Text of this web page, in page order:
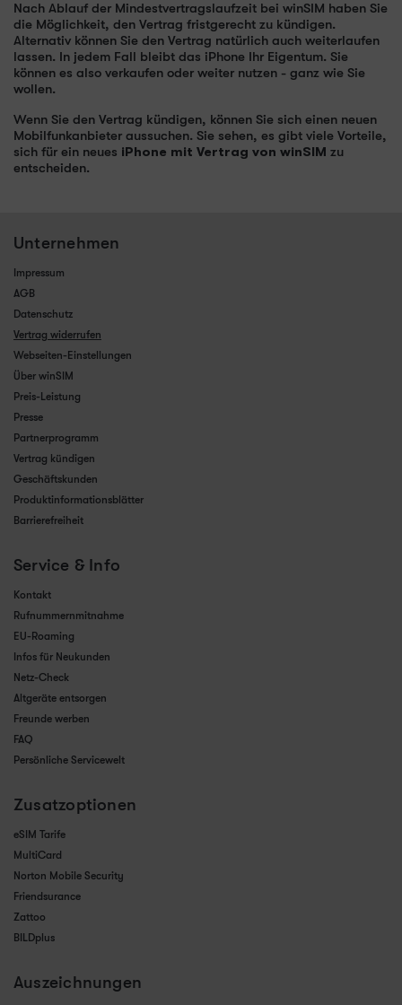
Nach Ablauf der Mindestvertragslaufzeit bei winSIM haben Sie
die Möglichkeit, den Vertrag fristgerecht zu kündigen.
Alternativ können Sie den Vertrag natürlich auch weiterlaufen
lassen. In jedem Fall bleibt das iPhone Ihr Eigentum. Sie
können es also verkaufen oder weiter nutzen - ganz wie Sie
wollen.
Wenn Sie den Vertrag kündigen, können Sie sich einen neuen
Mobilfunkanbieter aussuchen. Sie sehen, es gibt viele Vorteile,
sich für ein neues iPhone mit Vertrag von winSIM zu
entscheiden.
Unternehmen
Impressum
AGB
Datenschutz
Vertrag widerrufen
Webseiten-Einstellungen
Über winSIM
Preis-Leistung
Presse
Partnerprogramm
Vertrag kündigen
Geschäftskunden
Produktinformationsblätter
Barrierefreiheit
Service & Info
Kontakt
Rufnummernmitnahme
EU-Roaming
Infos für Neukunden
Netz-Check
Altgeräte entsorgen
Freunde werben
FAQ
Persönliche Servicewelt
Zusatzoptionen
eSIM Tarife
MultiCard
Norton Mobile Security
Friendsurance
Zattoo
BILDplus
Auszeichnungen